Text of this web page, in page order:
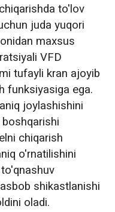
to'lov
juda yuqori
maxsus
VFD
tufayli kran ajoyib
funksiyasiga ega.
joylashishini
chiqarish
o'rnatilishini
shikastlanishi
oladi.